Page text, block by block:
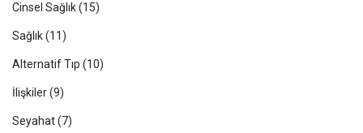
Cinsel Sağlık(15)
Sağlık(11)
Alternatif Tıp (10)
İlişkiler(9)
Seyahat(7)